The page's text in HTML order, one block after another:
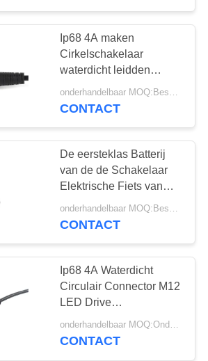
Ip68 4A maken
Cirkelschakelaar
waterdicht leidden
Stroken M12
CONTACT
De eersteklas Batterij
van de de Schakelaar
Elektrische Fiets van
XT60 Waterdichte Cirkel
onderhandelbaar MOQ:Bespreekbaar
CONTACT
Ip68 4A Waterdicht
Circulair Connector M12
LED Drive
Stroomvoorziening Voor
Nieuwe
onderhandelbaar MOQ:Onderhandelbaar
CONTACT